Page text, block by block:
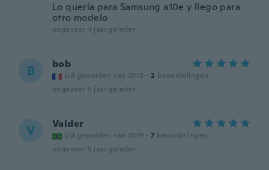
Lo quería para Samsung a10e y llego para
otro modelo
ongeveer 4 jaar geleden
B bob
Lid geworden van 2018 · 2 beoordelingen
ongeveer 5 jaar geleden
V Valder
Lid geworden van 2019 · 7 beoordelingen
ongeveer 5 jaar geleden